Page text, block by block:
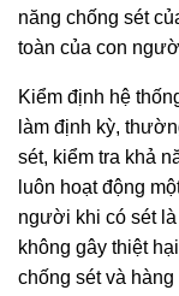
năng chống sét
toàn của con
Kiểm định hệ
làm định kỳ,
sét, kiểm tra khả
luôn hoạt động
người khi có sét
không gây thiệt
chống sét và